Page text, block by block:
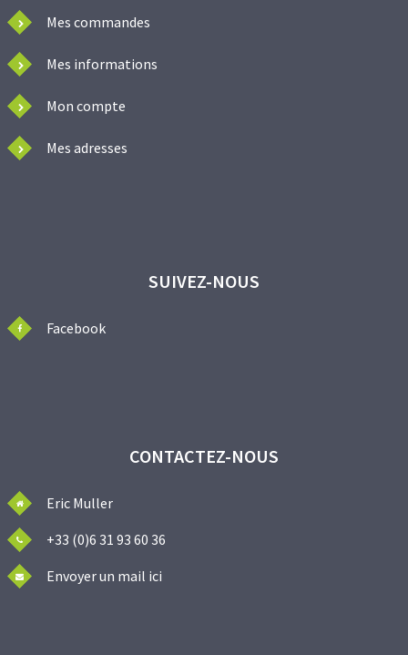
Mes commandes
Mes informations
Mon compte
Mes adresses
SUIVEZ-NOUS
Facebook
CONTACTEZ-NOUS
Eric Muller
+33 (0)6 31 93 60 36
Envoyer un mail ici